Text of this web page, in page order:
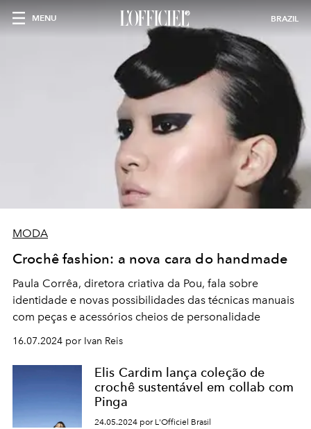
MENU BRAZIL
MODA
Crochê fashion: a nova cara do handmade
Paula Corrêa, diretora criativa da Pou, fala sobre
identidade e novas possibilidades das técnicas manuais
com peças e acessórios cheios de personalidade
16.07.2024 por Ivan Reis
Elis Cardim lança coleção de
crochê sustentável em collab com
Pinga
24.05.2024 por L'Officiel Brasil